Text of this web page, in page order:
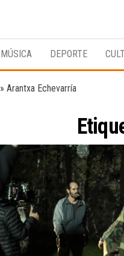
MÚSICA DEPORTE
» Arantxa Echevarría